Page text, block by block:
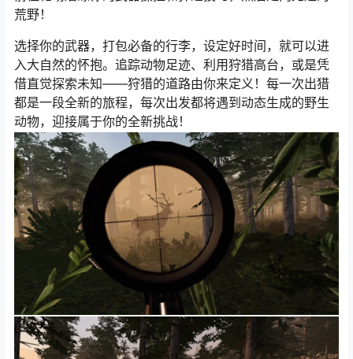
荒野！
选择你的武器，打包必备的行李，设定好时间，就可以进
入大自然的怀抱。追踪动物足迹、利用狩猎高台，或是凭
借直觉探索未知——狩猎的道路由你来定义！每一次出猎
都是一段全新的旅程，每次出发都将遇到动态生成的野生
动物，迎接属于你的全新挑战！